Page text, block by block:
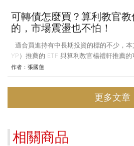
可轉債怎麼買？算利教官
的，市場震盪也不怕！
適合買進持有中長期投資的標的不少，
YP）推薦的 ETF 與算利教官楊禮軒推薦的
債，CB）為主。 指數化投資 陳逸朴推薦
決定改以指數化投資為主，目前以
ETF（Vanguard Total World Stock ETF，
券 ETF（Vanguard Total World Bond ETF
配置投資組合，這 6 年來年化報酬率約
作者： 張國蓮
更多文章
相關商品